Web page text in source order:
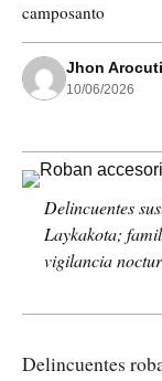
camposanto
Jhon
10/06/2026
Delincuentes
Laykakota;
vigilancia
Delincuentes